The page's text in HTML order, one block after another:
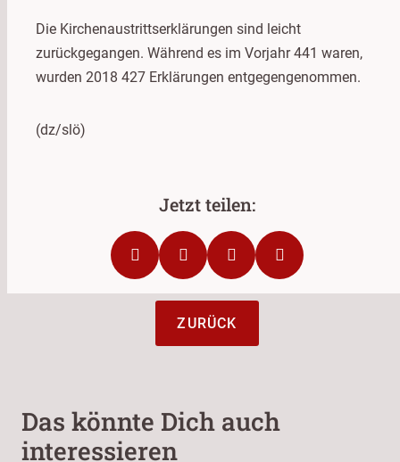
Die Kirchenaustrittserklärungen sind leicht
zurückgegangen. Während es im Vorjahr 441 waren,
wurden 2018 427 Erklärungen entgegengenommen.
(dz/slö)
ZURÜCK
Das könnte Dich auch
interessieren